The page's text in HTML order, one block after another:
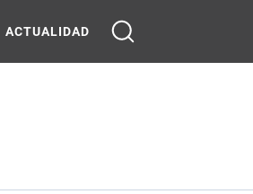
ACTUALIDAD